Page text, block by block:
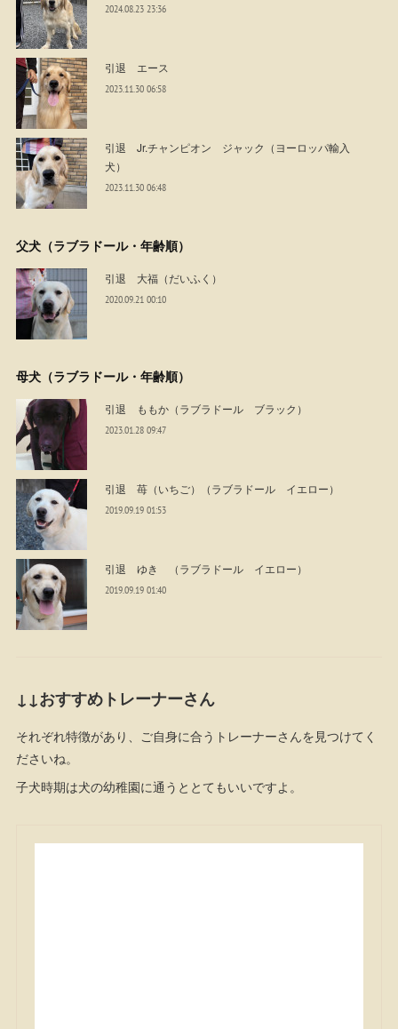
2024.08.23 23:36
引退 エース
2023.11.30 06:58
引退 Jr.チャンピオン ジャック（ヨーロッパ輸入
犬）
2023.11.30 06:48
父犬（ラブラドール・年齢順）
引退 大福（だいふく）
2020.09.21 00:10
母犬（ラブラドール・年齢順）
引退 ももか（ラブラドール ブラック）
2023.01.28 09:47
引退 苺（いちご）（ラブラドール イエロー）
2019.09.19 01:53
引退 ゆき （ラブラドール イエロー）
2019.09.19 01:40
↓↓おすすめトレーナーさん
それぞれ特徴があり、ご自身に合うトレーナーさんを見つけてく
ださいね。
子犬時期は犬の幼稚園に通うととてもいいですよ。